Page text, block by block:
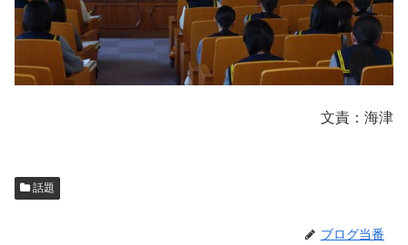
文責：海津
話題
ブログ当番